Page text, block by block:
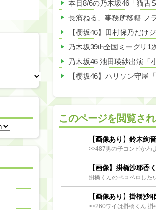
長濱ねる、事務所移籍 フ
Powered by livedoor 相
このページを閲覧さ
【画像あり】鈴木絢
>>487男の子コンビかわよ
【画像】掛橋沙耶香
掛橋くんのペロペロした
【画像あり】掛橋沙
>>260ワイは掛橋くん 掛